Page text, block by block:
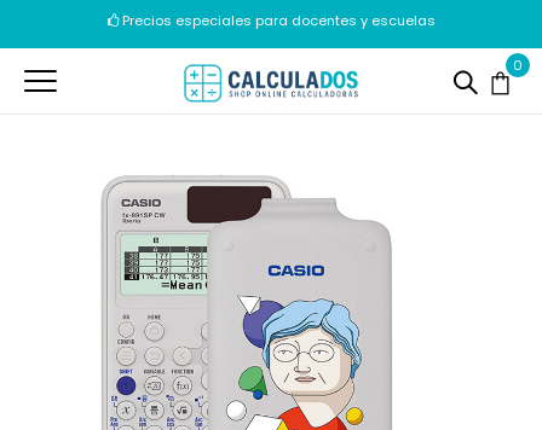
Precios especiales para docentes y escuelas
Envíos en 24/72h
0